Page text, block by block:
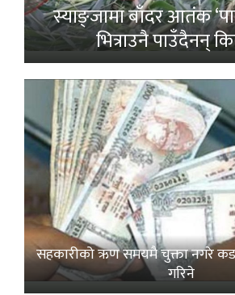
स्याङ्जामा बाँदर आतंक
भित्राउनै पाउँदैनन्
सहकारीको ऋण समयमै चुक्ता नगरे
गरिने